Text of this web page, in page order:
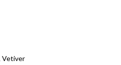
Vetiver